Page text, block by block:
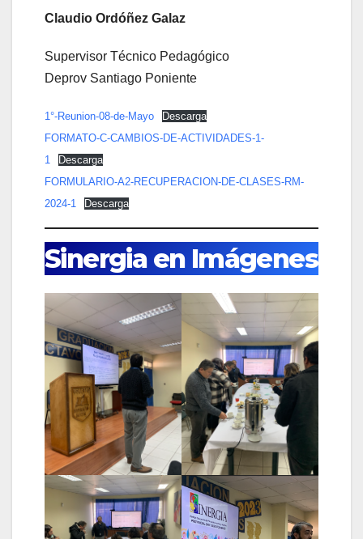
Claudio Ordóñez Galaz
Supervisor Técnico Pedagógico
Deprov Santiago Poniente
1°-Reunion-08-de-Mayo
Descarga
FORMATO-C-CAMBIOS-DE-ACTIVIDADES-1-
1
Descarga
FORMULARIO-A2-RECUPERACION-DE-CLASES-RM-
2024-1
Descarga
Sinergia en Imágenes